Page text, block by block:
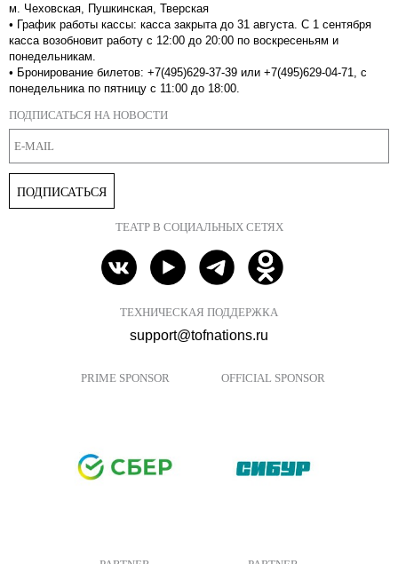
м. Чеховская, Пушкинская, Тверская
• График работы кассы: касса закрыта до 31 августа. С 1 сентября
касса возобновит работу с 12:00 до 20:00 по воскресеньям и
понедельникам.
• Бронирование билетов: +7(495)629-37-39 или +7(495)629-04-71, с
понедельника по пятницу с 11:00 до 18:00.
ПОДПИСАТЬСЯ НА НОВОСТИ
ПОДПИСАТЬСЯ
ТЕАТР В СОЦИАЛЬНЫХ СЕТЯХ
ТЕХНИЧЕСКАЯ ПОДДЕРЖКА
support@tofnations.ru
PRIME SPONSOR OFFICIAL SPONSOR